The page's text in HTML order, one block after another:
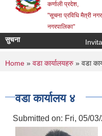
क‍र्णाली प्रदेश,
"सूचना प्रविधि मैत्री
नगरपालिका"
सुचना
You are here
Home » वडा कार्यालयहरु » वडा
वडा कार्यालय ४
Submitted on: Fri, 05/